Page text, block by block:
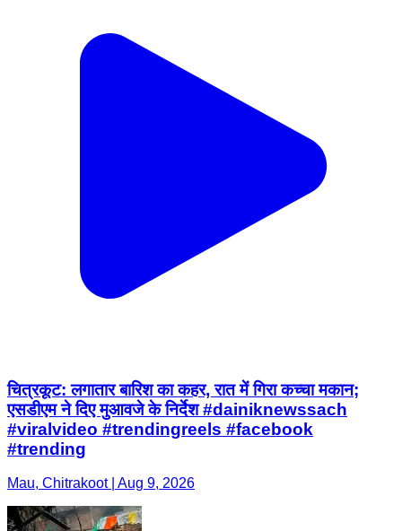
चित्रकूट: लगातार बारिश का कहर, रात में गिरा कच्चा मकान;
एसडीएम ने दिए मुआवजे के निर्देश #dainiknewssach
#viralvideo #trendingreels #facebook
#trending
Mau, Chitrakoot | Aug 9, 2026